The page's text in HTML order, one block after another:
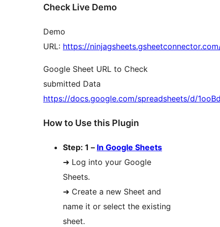
Check Live Demo
Demo
URL: https://
Google Sheet URL to Check
submitted Data
https://docs.google.com/spreadsheets/d/
How to Use this Plugin
Step: 1 – In Google Sheets
➜ Log into your Google
Sheets.
➜ Create a new Sheet and
name it or select the existing
sheet.